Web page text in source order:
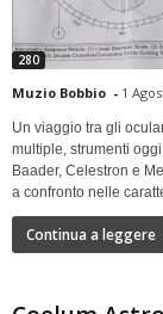
280
Muzio Bobbio - 1
Un viaggio tra gli
multiple, strumenti
Baader, Celestron e
a confronto nelle
Continua a leggere